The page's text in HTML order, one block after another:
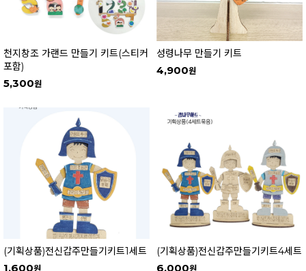
천지창조 가랜드 만들기 키트(스티커
포함)
5,300
성령나무 만들기 키트
4,900
(기획상품)전신갑주만들기키트1세트
1,600
(기획상품)전신갑주만들기키트4세트
6,000